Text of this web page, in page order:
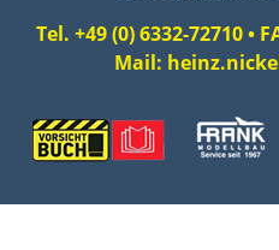
Tel. +49 (0) 6332-72710 •
Mail: